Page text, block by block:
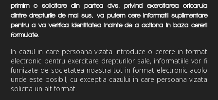
primim o solicitare din partea dvs. privind exercitarea oricaruia
dintre drepturile de mai sus, va putem cere informatii suplimentare
pentru a va verifica identitatea inainte de a actiona in baza cererii
formulate.
In cazul in care persoana vizata introduce o cerere in format
electronic pentru exercitare drepturilor sale, informatiile vor fi
furnizate de societatea noastra tot in format electronic acolo
unde este posibil, cu exceptia cazului in care persoana vizata
solicita un alt format.